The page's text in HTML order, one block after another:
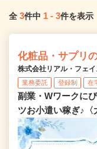
全 3件中 1 - 3件を表示
化粧品・サプリ
株式会社リアル・フェイ
業務委託 登録制 在
副業・Wワークに
ツお小遣い稼ぎ♪〈